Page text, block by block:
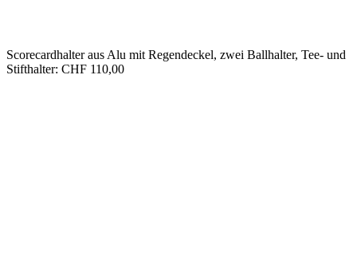
Scorecardhalter aus Alu mit Regendeckel, zwei Ballhalter, Tee- und
Stifthalter: CHF 110,00